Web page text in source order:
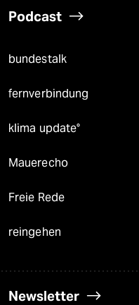
Podcast
bundestalk
fernverbindung
klima update°
Mauerecho
Freie Rede
reingehen
Newsletter